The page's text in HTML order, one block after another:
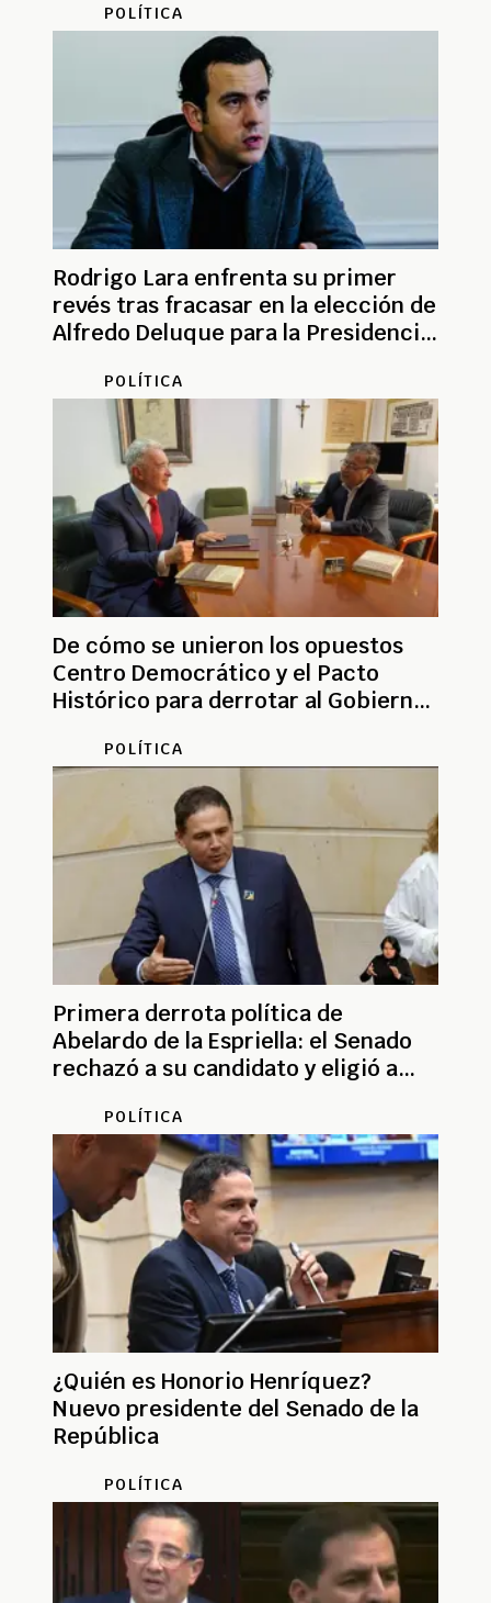
POLÍTICA
Rodrigo Lara enfrenta su primer
revés tras fracasar en la elección de
Alfredo Deluque para la Presidencia
POLÍTICA
De cómo se unieron los opuestos
Centro Democrático y el Pacto
Histórico para derrotar al Gobierno
POLÍTICA
Primera derrota política de
Abelardo de la Espriella: el Senado
rechazó a su candidato y eligió a
POLÍTICA
¿Quién es Honorio Henríquez?
Nuevo presidente del Senado de la
República
POLÍTICA